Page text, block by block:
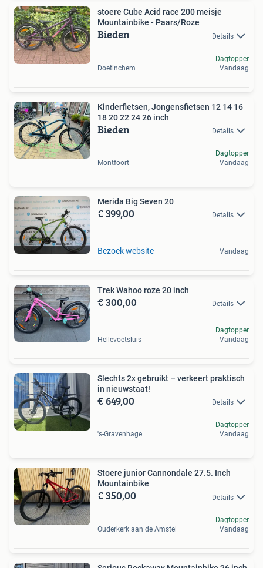
stoere Cube Acid race 200 meisje
Mountainbike - Paars/Roze
Bieden Details
Doetinchem
Dagtopper
Vandaag
Kinderfietsen, Jongensfietsen 12 14 16
18 20 22 24 26 inch
Bieden Details
Montfoort
Dagtopper
Vandaag
Merida Big Seven 20
€ 399,00 Details
Bezoek website Vandaag
Trek Wahoo roze 20 inch
€ 300,00 Details
Hellevoetsluis
Dagtopper
Vandaag
Slechts 2x gebruikt – verkeert praktisch
in nieuwstaat!
€ 649,00 Details
's-Gravenhage
Dagtopper
Vandaag
Stoere junior Cannondale 27.5. Inch
Mountainbike
€ 350,00 Details
Ouderkerk aan de Amstel
Dagtopper
Vandaag